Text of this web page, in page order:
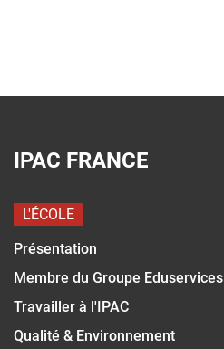
IPAC FRANCE
L'ÉCOLE
Présentation
Membre du Groupe Eduservices
Travailler à l'IPAC
Qualité & Environnement